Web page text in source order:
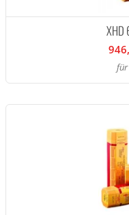
XHD
für